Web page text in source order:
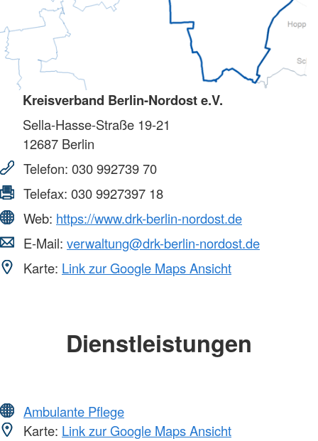
Kreisverband Berlin-Nordost e.V.
Sella-Hasse-Straße 19-21
12687 Berlin
Telefon: 030 992739 70
Telefax: 030 9927397 18
Web: https://www.drk-berlin-nordost.de
E-Mail: verwaltung@drk-berlin-nordost.de
Karte: Link zur Google Maps Ansicht
Dienstleistungen
Ambulante Pflege
Karte: Link zur Google Maps Ansicht